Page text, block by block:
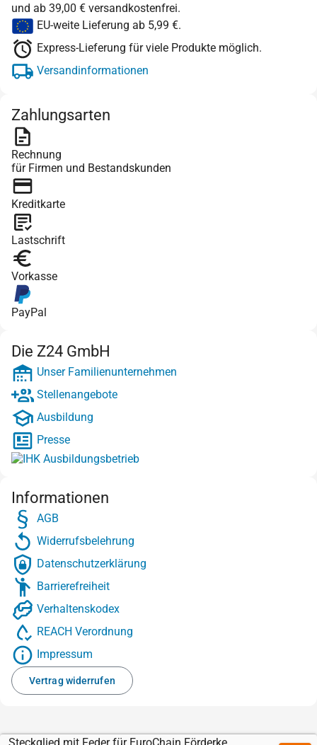
und ab 39,00 € versandkostenfrei.
EU-weite Lieferung ab 5,99 €.
Express-Lieferung für viele Produkte möglich.
Versandinformationen
Zahlungsarten
Rechnung
für Firmen und Bestandskunden
Kreditkarte
Lastschrift
Vorkasse
PayPal
Die Z24 GmbH
Unser Familienunternehmen
Stellenangebote
Ausbildung
Presse
Informationen
AGB
Widerrufsbelehrung
Datenschutzerklärung
Barrierefreiheit
Verhaltenskodex
REACH Verordnung
Impressum
Vertrag widerrufen